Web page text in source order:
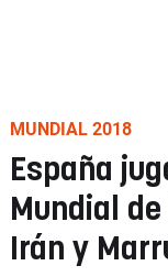
MUNDIAL 2018
España
Mundial
Irán y